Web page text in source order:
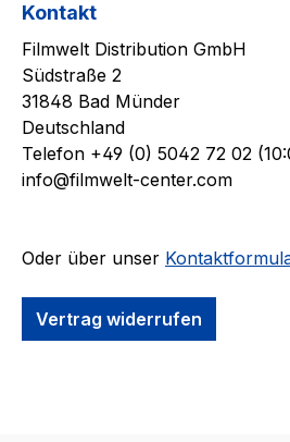
Kontakt
Filmwelt Distribution GmbH
Südstraße 2
31848 Bad Münder
Deutschland
Telefon +49 (0) 5042 72 02
info@filmwelt-center.com
Oder über unser
Vertrag widerrufen